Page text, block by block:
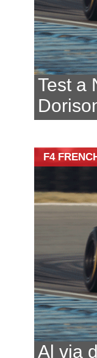
Test a
F4
Al via